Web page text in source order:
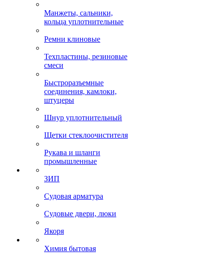
Манжеты, сальники,
кольца уплотнительные
Ремни клиновые
Техпластины, резиновые
смеси
Быстроразъемные
соединения, камлоки,
штуцеры
Шнур уплотнительный
Щетки стеклоочистителя
Рукава и шланги
промышленные
ЗИП
Судовая арматура
Судовые двери, люки
Якоря
Химия бытовая